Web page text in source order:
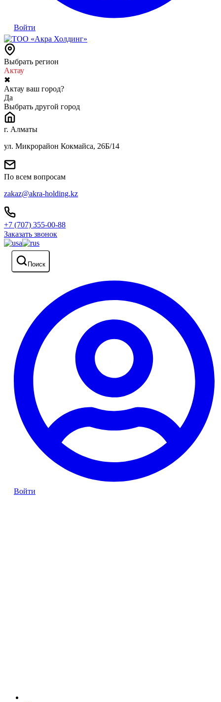
Войти
Выбрать регион
Актау
✖
Актау ваш город?
Да
Выбрать другой город
г. Алматы
ул. Микрорайон Кокмайса, 26Б/14
По всем вопросам
zakaz@akra-holding.kz
+7 (707) 355-00-88
Заказать звонок
Поиск
Войти